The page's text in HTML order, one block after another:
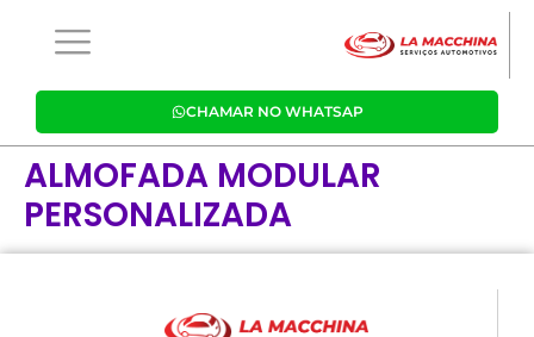
CHAMAR NO WHATSAP
ALMOFADA MODULAR
PERSONALIZADA